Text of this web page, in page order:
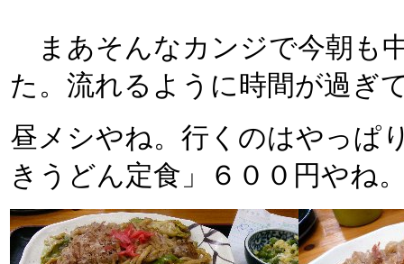
まあそんなカンジで今朝も
た。流れるように時間が過ぎ
昼メシやね。行くのはやっ
きうどん定食」６００円やね